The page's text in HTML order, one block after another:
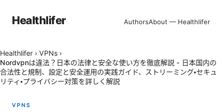
Healthlifer AuthorsAbout — Healthlifer
Healthlifer › VPNs ›
Nordvpnは違法？日本の法律と安全な使い方を徹底解説 - 日本国内の
合法性と規制、設定と安全運用の実践ガイド、ストリーミング・セキュ
リティ・プライバシー対策を詳しく解説
VPNS